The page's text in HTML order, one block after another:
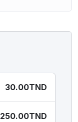
30.00TND
250.00TND